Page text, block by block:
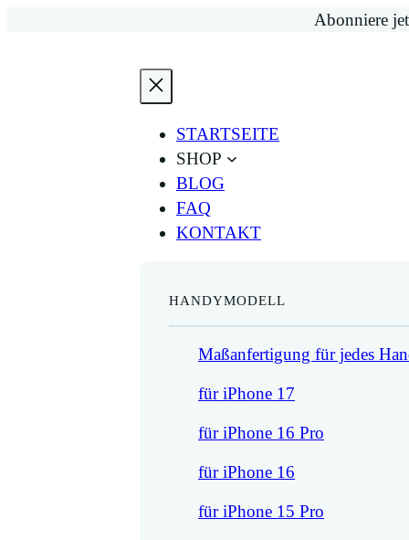
Abonniere
STARTSEITE
SHOP
BLOG
FAQ
KONTAKT
HANDYMODELL
Maßanfertigung für jedes
für iPhone 17
für iPhone 16 Pro
für iPhone 16
für iPhone 15 Pro